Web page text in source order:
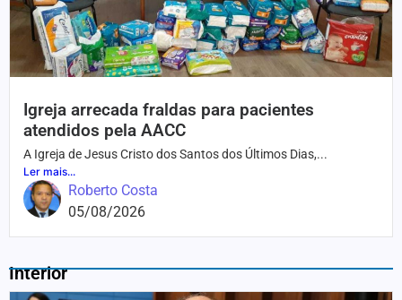
Igreja arrecada fraldas para pacientes
atendidos pela AACC
A Igreja de Jesus Cristo dos Santos dos Últimos Dias,...
Ler mais...
Roberto Costa
05/08/2026
Interior